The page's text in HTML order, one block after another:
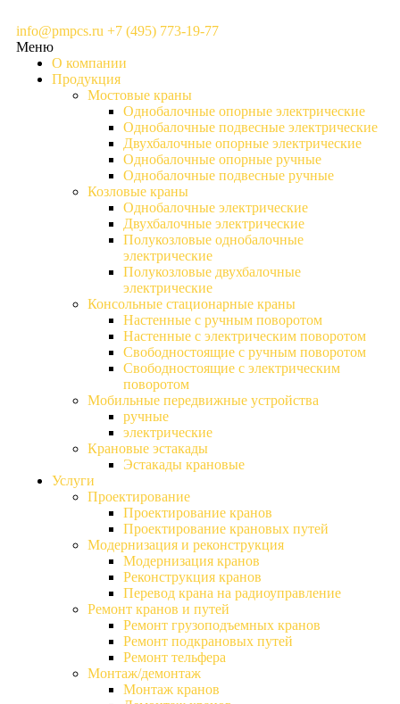
info@pmpcs.ru +7 (495) 773-19-77
Меню
О компании
Продукция
Мостовые краны
Однобалочные опорные электрические
Однобалочные подвесные электрические
Двухбалочные опорные электрические
Однобалочные опорные ручные
Однобалочные подвесные ручные
Козловые краны
Однобалочные электрические
Двухбалочные электрические
Полукозловые однобалочные
электрические
Полукозловые двухбалочные
электрические
Консольные стационарные краны
Настенные с ручным поворотом
Настенные с электрическим поворотом
Свободностоящие с ручным поворотом
Свободностоящие с электрическим
поворотом
Мобильные передвижные устройства
ручные
электрические
Крановые эстакады
Эстакады крановые
Услуги
Проектирование
Проектирование кранов
Проектирование крановых путей
Модернизация и реконструкция
Модернизация кранов
Реконструкция кранов
Перевод крана на радиоуправление
Ремонт кранов и путей
Ремонт грузоподъемных кранов
Ремонт подкрановых путей
Ремонт тельфера
Монтаж/демонтаж
Монтаж кранов